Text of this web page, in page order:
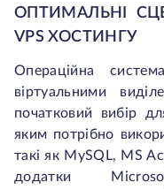
ОПТИМАЛЬНІ
VPS ХОСТИНГУ
Операційна
віртуальними
початковий вибір
яким потрібно
такі як MySQL, MS
додатки